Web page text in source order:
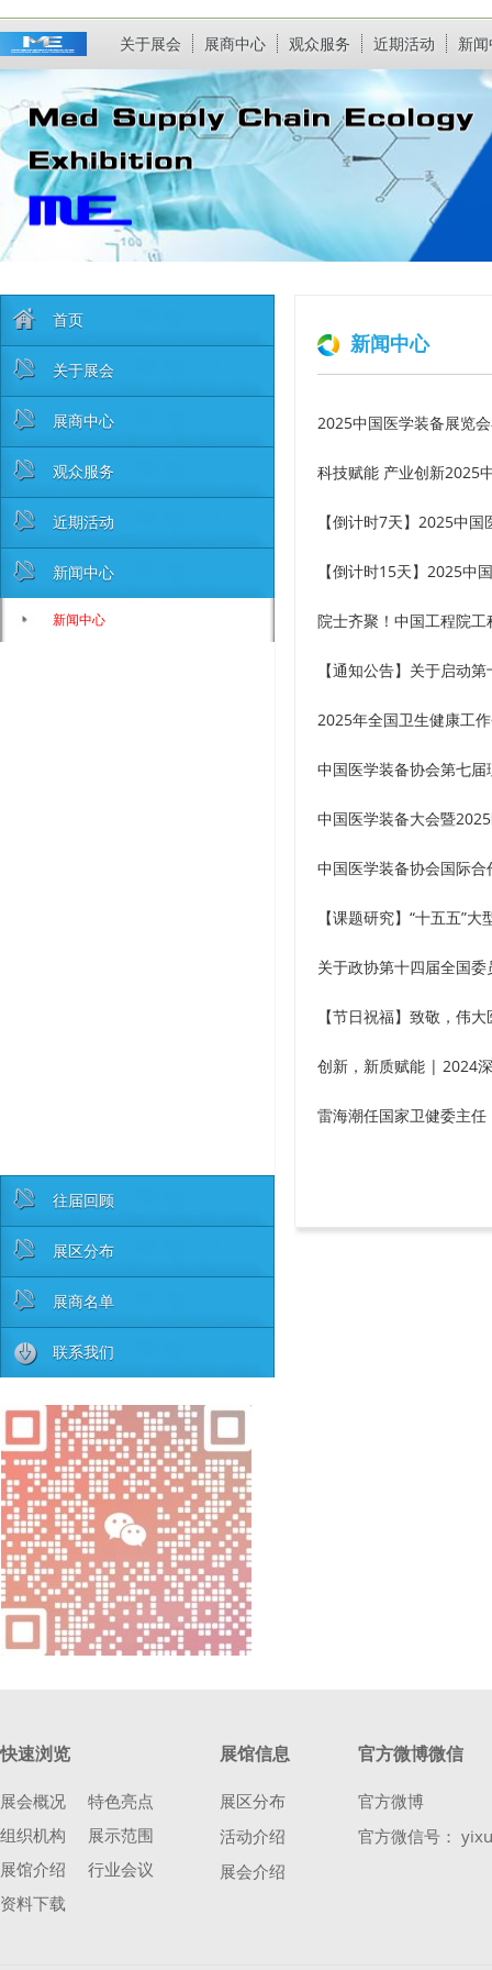
关于展会 展商中心 观众服务 近期活动 新
首页
关于展会
展商中心
观众服务
近期活动
新闻中心
新闻中心
往届回顾
展区分布
展商名单
联系我们
新闻中心
2025中国医学装备展览
科技赋能 产业创新2025
【倒计时7天】2025中
【倒计时15天】2025中
院士齐聚！中国工程院
【通知公告】关于启动
2025年全国卫生健康工
中国医学装备协会第七
中国医学装备大会暨
中国医学装备协会国际
【课题研究】“十五五”
关于政协第十四届全国
【节日祝福】致敬，伟
创新，新质赋能 | 2024
雷海潮任国家卫健委主任
快速浏览
展会概况
特色亮点
组织机构
展示范围
展馆介绍
行业会议
资料下载
展馆信息
展区分布
活动介绍
展会介绍
官方微博微信
官方微博
官方微信号：